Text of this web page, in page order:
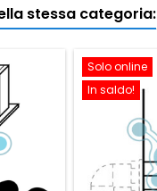
stessa categoria:
Solo online
In saldo!